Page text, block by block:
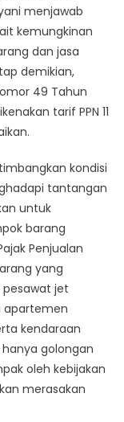
menjawab
kemungkinan
dan jasa
demikian,
49 Tahun
tarif PPN 11
kondisi
tantangan
untuk
barang
Penjualan
yang
jet
apartemen
kendaraan
golongan
oleh kebijakan
merasakan